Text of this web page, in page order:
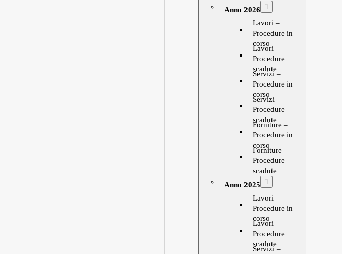
Anno 2026
Lavori –
Procedure in
corso
Lavori –
Procedure
scadute
Servizi –
Procedure in
corso
Servizi –
Procedure
scadute
Forniture –
Procedure in
corso
Forniture –
Procedure
scadute
Anno 2025
Lavori –
Procedure in
corso
Lavori –
Procedure
scadute
Servizi –